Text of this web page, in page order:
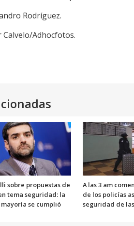
Rodríguez.
Calvelo/Adhocfotos.
sobre propuestas de
tema seguridad: la
se cumplió
A las 3 am
de los policías
seguridad de